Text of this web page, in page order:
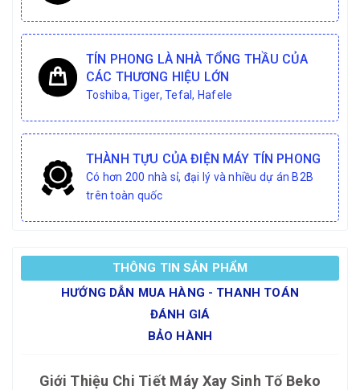
TÍN PHONG LÀ NHÀ TỔNG THẦU CỦA
CÁC THƯƠNG HIỆU LỚN
Toshiba, Tiger, Tefal, Hafele
THÀNH TỰU CỦA ĐIỆN MÁY TÍN PHONG
Có hơn 200 nhà sỉ, đại lý và nhiều dự án B2B
trên toàn quốc
THÔNG TIN SẢN PHẨM
HƯỚNG DẪN MUA HÀNG - THANH TOÁN
ĐÁNH GIÁ
BẢO HÀNH
Giới Thiệu Chi Tiết Máy Xay Sinh Tố Beko